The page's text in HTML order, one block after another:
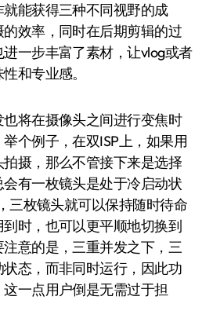
能获得三种不同视野的成
效率，同时在后期剪辑的过
一步丰富了素材，让vlog或者
和专业感。
将在摄像头之间进行变焦时
个例子，在双ISP上，如果用
摄，那么不管接下来是选择
有一枚镜头是处于冷启动状
三枚镜头就可以保持随时待命
时，也可以更平顺地切换到
意的是，三重并发之下，三
态，而非同时运行，因此功
一点用户倒是无需过于担